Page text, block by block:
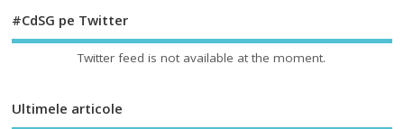
#CdSG pe Twitter
Twitter feed is not available at the moment.
Ultimele articole